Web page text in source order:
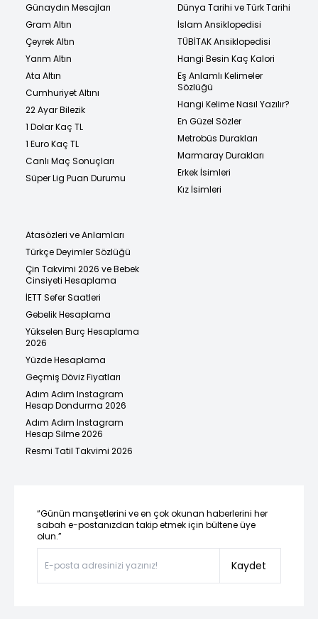
Günaydın Mesajları
Gram Altın
Çeyrek Altın
Yarım Altın
Ata Altın
Cumhuriyet Altını
22 Ayar Bilezik
1 Dolar Kaç TL
1 Euro Kaç TL
Canlı Maç Sonuçları
Süper Lig Puan Durumu
Dünya Tarihi ve Türk Tarihi
İslam Ansiklopedisi
TÜBİTAK Ansiklopedisi
Hangi Besin Kaç Kalori
Eş Anlamlı Kelimeler
Sözlüğü
Hangi Kelime Nasıl Yazılır?
En Güzel Sözler
Metrobüs Durakları
Marmaray Durakları
Erkek İsimleri
Kız İsimleri
Atasözleri ve Anlamları
Türkçe Deyimler Sözlüğü
Çin Takvimi 2026 ve Bebek
Cinsiyeti Hesaplama
İETT Sefer Saatleri
Gebelik Hesaplama
Yükselen Burç Hesaplama
2026
Yüzde Hesaplama
Geçmiş Döviz Fiyatları
Adım Adım Instagram
Hesap Dondurma 2026
Adım Adım Instagram
Hesap Silme 2026
Resmi Tatil Takvimi 2026
“Günün manşetlerini ve en çok okunan haberlerini her
sabah e-postanızdan takip etmek için bültene üye
olun.”
Kaydet